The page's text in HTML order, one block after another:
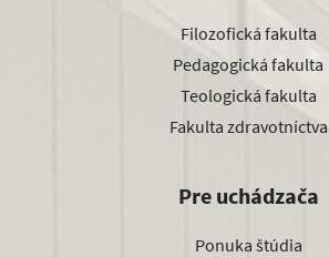
Filozofická fakulta
Pedagogická fakulta
Teologická fakulta
Fakulta zdravotníctva
Pre uchádzača
Ponuka štúdia